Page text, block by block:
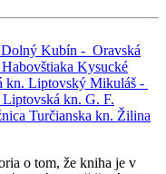
Dolný Kubín - Oravská
Kysucké
kn. Liptovský Mikuláš -
Liptovská kn. G. F.
Turčianska kn. Žilina
o tom, že kniha je v